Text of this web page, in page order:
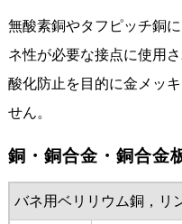
無酸素銅やタフピッチ銅
ネ性が必要な接点に使用
酸化防止を目的に金メッ
せん。
銅・銅合金・銅合金
バネ用ベリリウム銅，リ